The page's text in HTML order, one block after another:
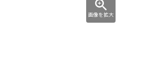
画像を拡大